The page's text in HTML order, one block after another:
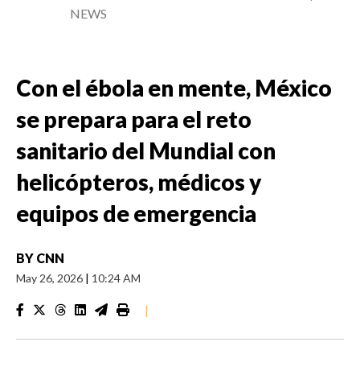
NEWS
Con el ébola en mente, México
se prepara para el reto
sanitario del Mundial con
helicópteros, médicos y
equipos de emergencia
BY CNN
May 26, 2026 | 10:24 AM
|